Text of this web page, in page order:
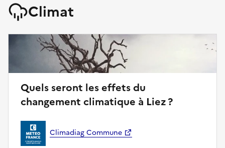
Climat
Quels seront les effets du
changement climatique à Liez ?
Climadiag Commune